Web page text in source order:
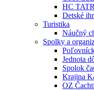
HC
Detské
Turistika
Náučný
Spolky a
Jednota
Spolok
Krajina
OZ